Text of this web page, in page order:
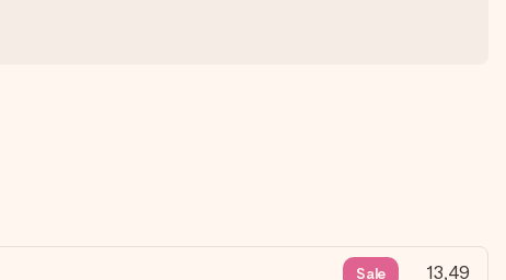
Sale 13,49